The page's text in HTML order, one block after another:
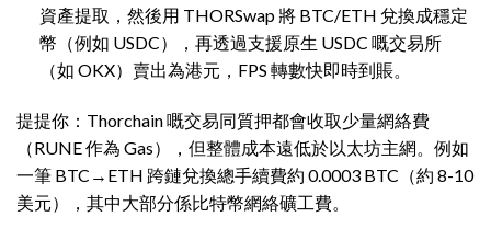
資產提取，然後用 THORSwap 將 BTC/ETH 兌換成穩定
幣（例如 USDC），再透過支援原生 USDC 嘅交易所
（如 OKX）賣出為港元，FPS 轉數快即時到賬。
提提你：Thorchain 嘅交易同質押都會收取少量網絡費
（RUNE 作為 Gas），但整體成本遠低於以太坊主網。例如
一筆 BTC→ETH 跨鏈兌換總手續費約 0.0003 BTC（約 8-10
美元），其中大部分係比特幣網絡礦工費。